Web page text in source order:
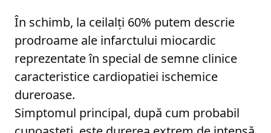
În schimb, la ceilalți 60% putem descrie
prodroame ale infarctului miocardic
reprezentate în special de semne clinice
caracteristice cardiopatiei ischemice
dureroase.
Simptomul principal, după cum probabil